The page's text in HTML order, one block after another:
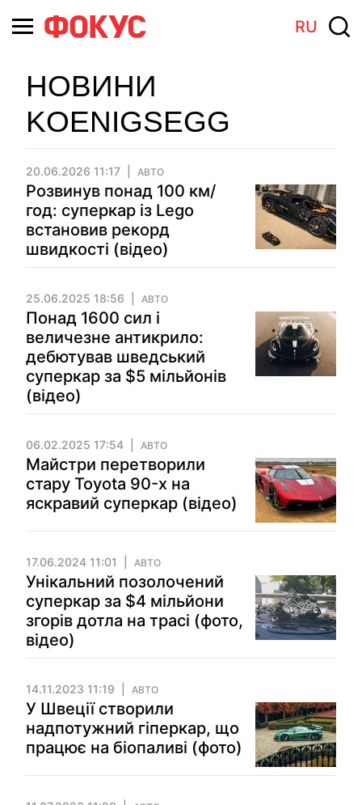
RU
НОВИНИ
KOENIGSEGG
20.06.2026 11:17 АВТО
Розвинув понад 100 км/
год: суперкар із Lego
встановив рекорд
швидкості (відео)
25.06.2025 18:56 АВТО
Понад 1600 сил і
величезне антикрило:
дебютував шведський
суперкар за $5 мільйонів
(відео)
06.02.2025 17:54 АВТО
Майстри перетворили
стару Toyota 90-х на
яскравий суперкар (відео)
17.06.2024 11:01 АВТО
Унікальний позолочений
суперкар за $4 мільйони
згорів дотла на трасі (фото,
відео)
14.11.2023 11:19 АВТО
У Швеції створили
надпотужний гіперкар, що
працює на біопаливі (фото)